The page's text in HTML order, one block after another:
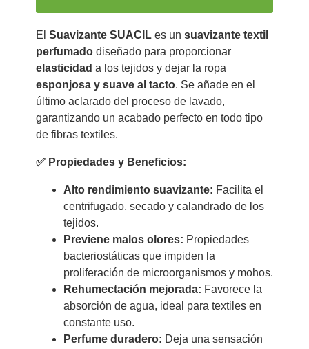
El Suavizante SUACILes un suavizante textil
perfumadodiseñado para proporcionar
elasticidad a los tejidos y dejar la ropa
esponjosa y suave al tacto. Se añade en el
último aclarado del proceso de lavado,
garantizando un acabado perfecto en todo tipo
de fibras textiles.
✅ Propiedades y Beneficios:
Alto rendimiento suavizante: Facilita el
centrifugado, secado y calandrado de los
tejidos.
Previene malos olores: Propiedades
bacteriostáticas que impiden la
proliferación de microorganismos y mohos.
Rehumectación mejorada: Favorece la
absorción de agua, ideal para textiles en
constante uso.
Perfume duradero: Deja una sensación